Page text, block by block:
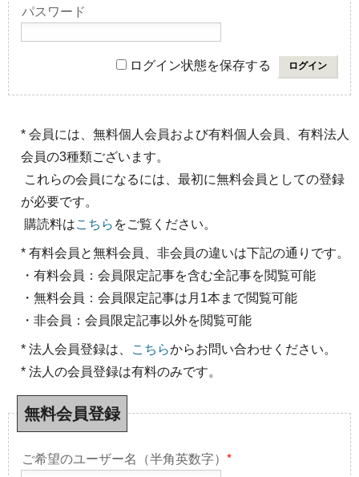
パスワード
ログイン状態を保存する
* 会員には、無料個人会員および有料個人会員、有料法人
会員の3種類ございます。
これらの会員になるには、最初に無料会員としての登録
が必要です。
購読料はこちら をご覧ください。
* 有料会員と無料会員、非会員の違いは下記の通りです。
・有料会員：会員限定記事を含む全記事を閲覧可能
・無料会員：会員限定記事は月1本まで閲覧可能
・非会員：会員限定記事以外を閲覧可能
* 法人会員登録は、 こちらからお問い合わせください。
* 法人の会員登録は有料のみです。
無料会員登録
ご希望のユーザー名（半角英数字） *